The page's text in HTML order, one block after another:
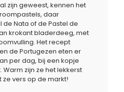
zijn geweest, kennen het
daar
Nata of de Pastel de
krokant bladerdeeg, met
Het recept
de Portugezen eten er
per dag, bij een kopje
Warm zijn ze het lekkerst
ze vers op de markt!